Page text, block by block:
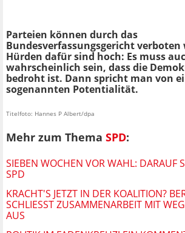
Parteien können durch das
Bundesverfassungsgericht verboten
Hürden dafür sind hoch: Es muss
wahrscheinlich sein, dass die
bedroht ist. Dann spricht man von
sogenannten Potentialität.
Titelfoto: Hannes P Albert/dpa
Mehr zum Thema SPD:
SIEBEN WOCHEN VOR WAHL: DARAUF
SPD
KRACHT'S JETZT IN DER KOALITION?
SCHLIESST ZUSAMMENARBEIT MIT
US